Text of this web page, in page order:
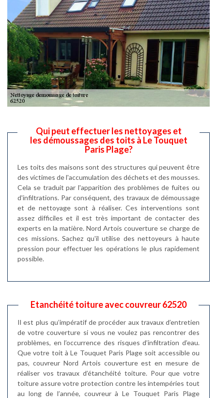
Qui peut effectuer les nettoyages et
les démoussages des toits à Le Touquet
Paris Plage?
Les toits des maisons sont des structures qui peuvent être
des victimes de l'accumulation des déchets et des mousses.
Cela se traduit par l'apparition des problèmes de fuites ou
d'infiltrations. Par conséquent, des travaux de démoussage
et de nettoyage sont à réaliser. Ces interventions sont
assez difficiles et il est très important de contacter des
experts en la matière. Nord Artois couverture se charge de
ces missions. Sachez qu'il utilise des nettoyeurs à haute
pression pour effectuer les opérations le plus rapidement
possible.
Etanchéité toiture avec couvreur 62520
Il est plus qu’impératif de procéder aux travaux d’entretien
de votre couverture si vous ne voulez pas rencontrer des
problèmes, en l’occurrence des risques d’infiltration d’eau.
Que votre toit à Le Touquet Paris Plage soit accessible ou
pas, couvreur Nord Artois couverture est en mesure de
réaliser vos travaux d’étanchéité toiture. Pour que votre
toiture assure votre protection contre les intempéries tout
au long de l’année, couvreur à Le Touquet Paris Plage